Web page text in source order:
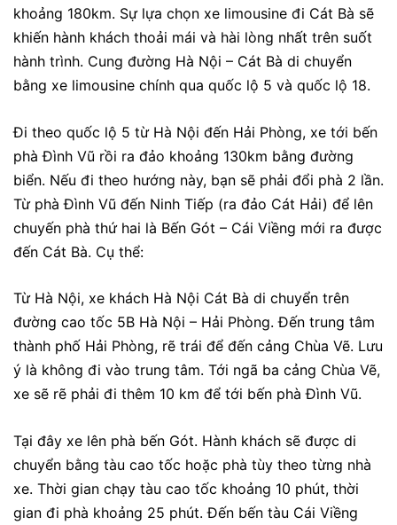
khoảng 180km. Sự lựa chọn xe limousine đi Cát Bà sẽ
khiến hành khách thoải mái và hài lòng nhất trên suốt
hành trình. Cung đường Hà Nội – Cát Bà di chuyển
bằng xe limousine chính qua quốc lộ 5 và quốc lộ 18.
Đi theo quốc lộ 5 từ Hà Nội đến Hải Phòng, xe tới bến
phà Đình Vũ rồi ra đảo khoảng 130km bằng đường
biển. Nếu đi theo hướng này, bạn sẽ phải đổi phà 2 lần.
Từ phà Đình Vũ đến Ninh Tiếp (ra đảo Cát Hải) để lên
chuyến phà thứ hai là Bến Gót – Cái Viềng mới ra được
đến Cát Bà. Cụ thể:
Từ Hà Nội, xe khách Hà Nội Cát Bà di chuyển trên
đường cao tốc 5B Hà Nội – Hải Phòng. Đến trung tâm
thành phố Hải Phòng, rẽ trái để đến cảng Chùa Vẽ. Lưu
ý là không đi vào trung tâm. Tới ngã ba cảng Chùa Vẽ,
xe sẽ rẽ phải đi thêm 10 km để tới bến phà Đình Vũ.
Tại đây xe lên phà bến Gót. Hành khách sẽ được di
chuyển bằng tàu cao tốc hoặc phà tùy theo từng nhà
xe. Thời gian chạy tàu cao tốc khoảng 10 phút, thời
gian đi phà khoảng 25 phút. Đến bến tàu Cái Viềng